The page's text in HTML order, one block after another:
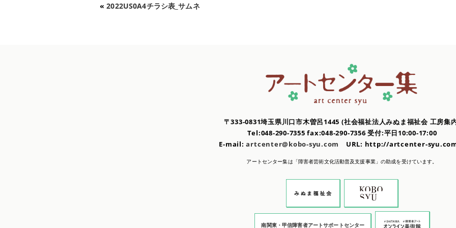
«2022US0A4チラシ表_サムネ
〒333-0831埼玉県川口市木曽呂1445 (社会福祉法人みぬま福祉会 工房集
Tel:048-290-7355 fax:048-290-7356受付:平日10:00-17:00
E-mail:artcenter@kobo-syu.com URL: http://artcenter-
アートセンター集は「障害者芸術文化活動普及支援事業」の助成を受けています。
南関東・甲信障害者アートサポートセンター